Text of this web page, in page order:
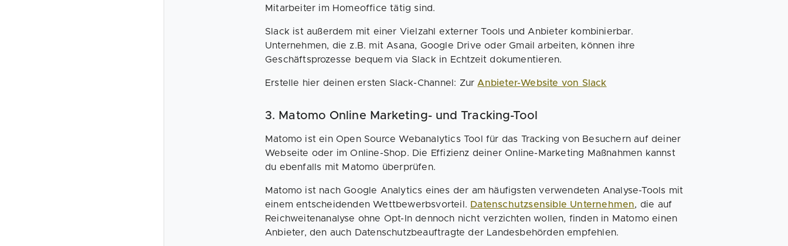
Mitarbeiter im Homeoffice tätig sind.
Slack ist außerdem mit einer Vielzahl externer Tools und Anbieter kombinierbar.
Unternehmen, die z.B. mit Asana, Google Drive oder Gmail arbeiten, können ihre
Geschäftsprozesse bequem via Slack in Echtzeit dokumentieren.
Erstelle hier deinen ersten Slack-Channel: ZurAnbieter-Website von Slack
3. Matomo Online Marketing- und Tracking-Tool
Matomo ist ein Open Source Webanalytics Tool für das Tracking von Besuchern auf deiner
Webseite oder im Online-Shop. Die Effizienz deiner Online-Marketing Maßnahmen kannst
du ebenfalls mit Matomo überprüfen.
Matomo ist nach Google Analytics eines der am häufigsten verwendeten Analyse-Tools mit
einem entscheidenden Wettbewerbsvorteil. Datenschutzsensible Unternehmen, die auf
Reichweitenanalyse ohne Opt-In dennoch nicht verzichten wollen, finden in Matomo einen
Anbieter, den auch Datenschutzbeauftragte der Landesbehörden empfehlen.